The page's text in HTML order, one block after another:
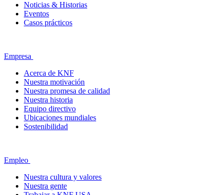
Noticias & Historias
Eventos
Casos prácticos
Empresa
Acerca de KNF
Nuestra motivación
Nuestra promesa de calidad
Nuestra historia
Equipo directivo
Ubicaciones mundiales
Sostenibilidad
Empleo
Nuestra cultura y valores
Nuestra gente